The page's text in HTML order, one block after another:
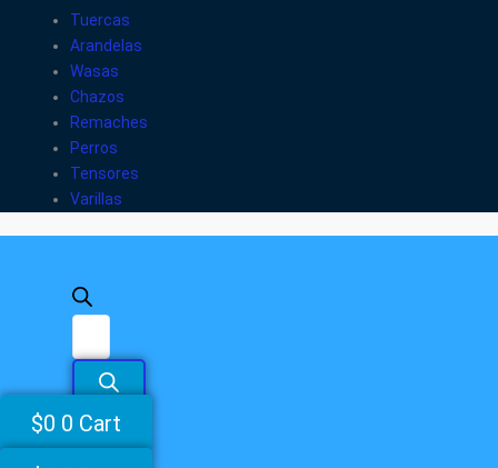
Tuercas
Arandelas
Wasas
Chazos
Remaches
Perros
Tensores
Varillas
$0 0 Cart